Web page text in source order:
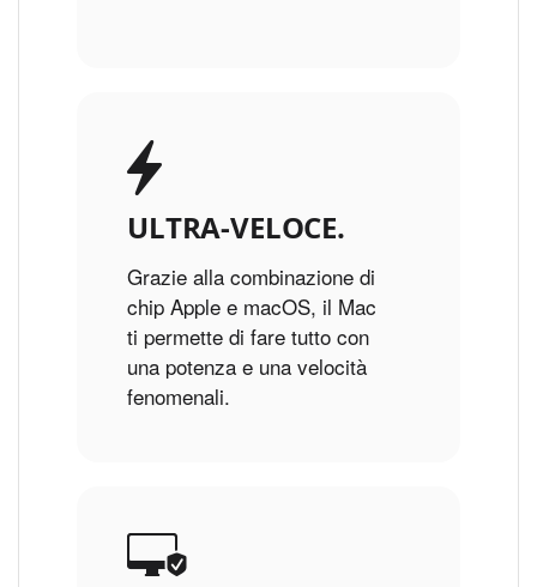
ULTRA-VELOCE.
Grazie alla combinazione di
chip Apple e macOS, il Mac
ti permette di fare tutto con
una potenza e una velocità
fenomenali.